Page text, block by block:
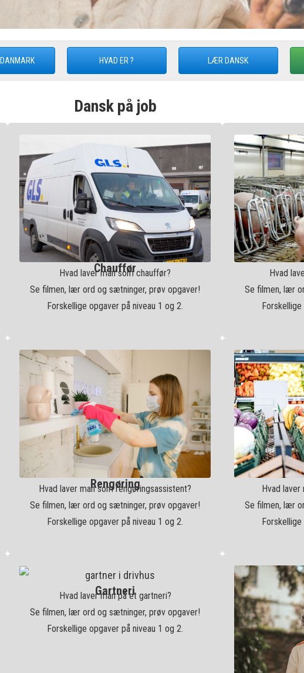
HVAD ER ? LÆR DANSK
Dansk på job
Chauffør
Hvad laver man som chauffør?
Se filmen, lær ord og sætninger, prøv opgaver!
Forskellige opgaver på niveau 1 og 2.
Hvad
Se filmen, lær
Rengøring
Hvad laver man som rengøringsassistent?
Se filmen, lær ord og sætninger, prøv opgaver!
Forskellige opgaver på niveau 1 og 2.
Hvad laver
Se filmen, lær
Gartneri
Hvad laver man på et gartneri?
Se filmen, lær ord og sætninger, prøv opgaver!
Forskellige opgaver på niveau 1 og 2.